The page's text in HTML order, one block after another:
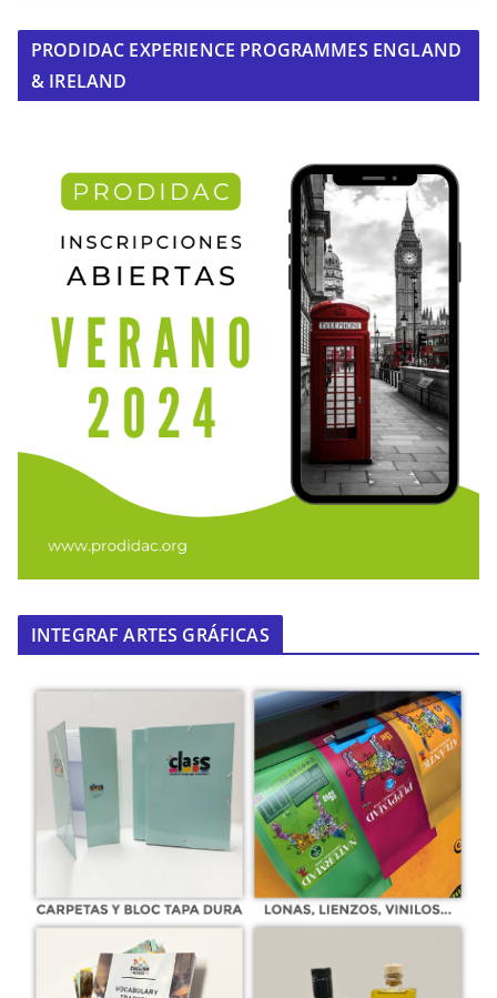
PRODIDAC EXPERIENCE PROGRAMMES ENGLAND
& IRELAND
INTEGRAF ARTES GRÁFICAS